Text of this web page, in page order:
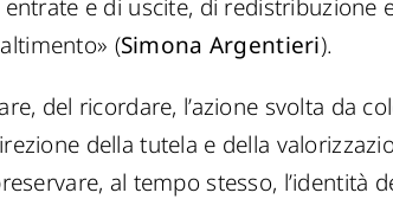
e di uscite, di redistribuzione
(Simona Argentieri).
del ricordare, l’azione svolta da
della tutela e della
al tempo stesso, l’identità